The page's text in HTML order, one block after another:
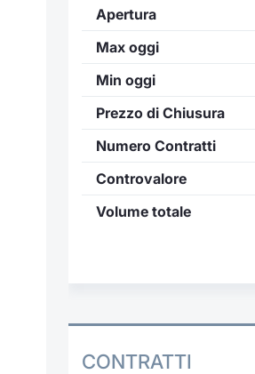
Apertura
Max oggi
Min oggi
Prezzo di Chiusura
Numero Contratti
Controvalore
Volume totale
CONTRATTI